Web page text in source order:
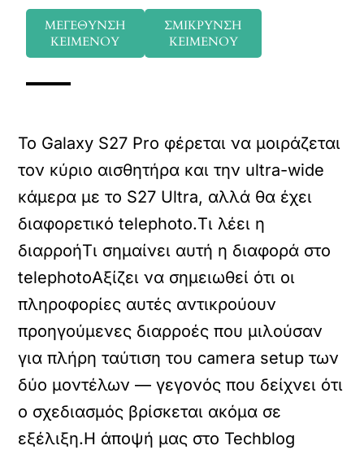
ΜΕΓΕΘΥΝΣΗ
ΚΕΙΜΕΝΟΥ
ΣΜΙΚΡΥΝΣΗ
ΚΕΙΜΕΝΟΥ
Το Galaxy S27 Pro φέρεται να μοιράζεται
τον κύριο αισθητήρα και την ultra-wide
κάμερα με το S27 Ultra, αλλά θα έχει
διαφορετικό telephoto.Τι λέει η
διαρροήΤι σημαίνει αυτή η διαφορά στο
telephotoΑξίζει να σημειωθεί ότι οι
πληροφορίες αυτές αντικρούουν
προηγούμενες διαρροές που μιλούσαν
για πλήρη ταύτιση του camera setup των
δύο μοντέλων — γεγονός που δείχνει ότι
ο σχεδιασμός βρίσκεται ακόμα σε
εξέλιξη.Η άποψή μας στο Techblog